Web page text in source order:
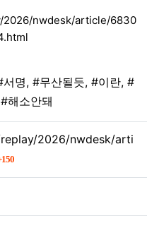
2026/nwdesk/article/6830
서명, #무산될듯, #이란, #
#해소안돼
2026/nwdesk/arti
150회 연결